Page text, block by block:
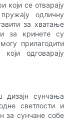
који се отварају
одличну
за хватање
за кринете су
прилагодити
одговарају
сунчања
светлости и
за сунчане собе